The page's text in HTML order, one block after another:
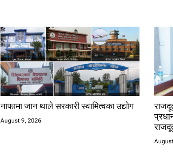
नाफामा जान थाले सरकारी स्वामित्वका उद्योग
August 9, 2026